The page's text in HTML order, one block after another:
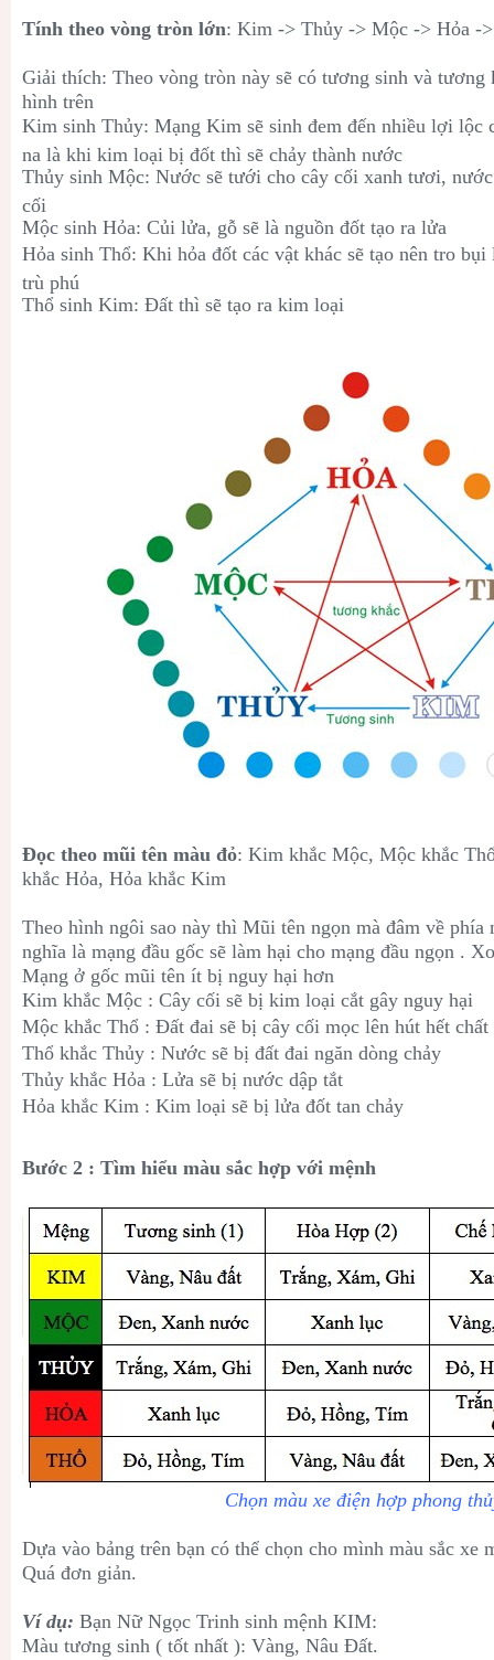
Tính theo vòng tròn lớn: Kim -> Thủy -> Mộc -> Hỏa -
Giải thích: Theo vòng tròn này sẽ có tương sinh và tương
hình trên
Kim sinh Thủy: Mạng Kim sẽ sinh đem đến nhiều lợi lộc
na là khi kim loại bị đốt thì sẽ chảy thành nước
Thủy sinh Mộc: Nước sẽ tưới cho cây cối xanh tươi,
cối
Mộc sinh Hỏa: Củi lửa, gỗ sẽ là nguồn đốt tạo ra lửa
Hỏa sinh Thổ: Khi hỏa đốt các vật khác sẽ tạo nên tro
trù phú
Thổ sinh Kim: Đất thì sẽ tạo ra kim loại
Đọc theo mũi tên màu đỏ: Kim khắc Mộc, Mộc khắc
khắc Hỏa, Hỏa khắc Kim
Theo hình ngôi sao này thì Mũi tên ngọn mà đâm về phía
nghĩa là mạng đầu gốc sẽ làm hại cho mạng đầu ngọn .
Mạng ở gốc mũi tên ít bị nguy hại hơn
Kim khắc Mộc : Cây cối sẽ bị kim loại cắt gây nguy hại
Mộc khắc Thổ : Đất đai sẽ bị cây cối mọc lên hút hết
Thổ khắc Thủy : Nước sẽ bị đất đai ngăn dòng chảy
Thủy khắc Hỏa : Lửa sẽ bị nước dập tắt
Hỏa khắc Kim : Kim loại sẽ bị lửa đốt tan chảy
Bước 2 : Tìm hiểu màu sắc hợp với mệnh
Chọn màu xe điện hợp phong
Dựa vào bảng trên bạn có thể chọn cho mình màu sắc xe
Quá đơn giản.
Ví dụ: Bạn Nữ Ngọc Trinh sinh mệnh KIM:
Màu tương sinh ( tốt nhất ): Vàng, Nâu Đất.